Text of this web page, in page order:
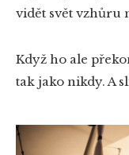
vidět svět vzhůru
Když ho ale
tak jako nikdy. A